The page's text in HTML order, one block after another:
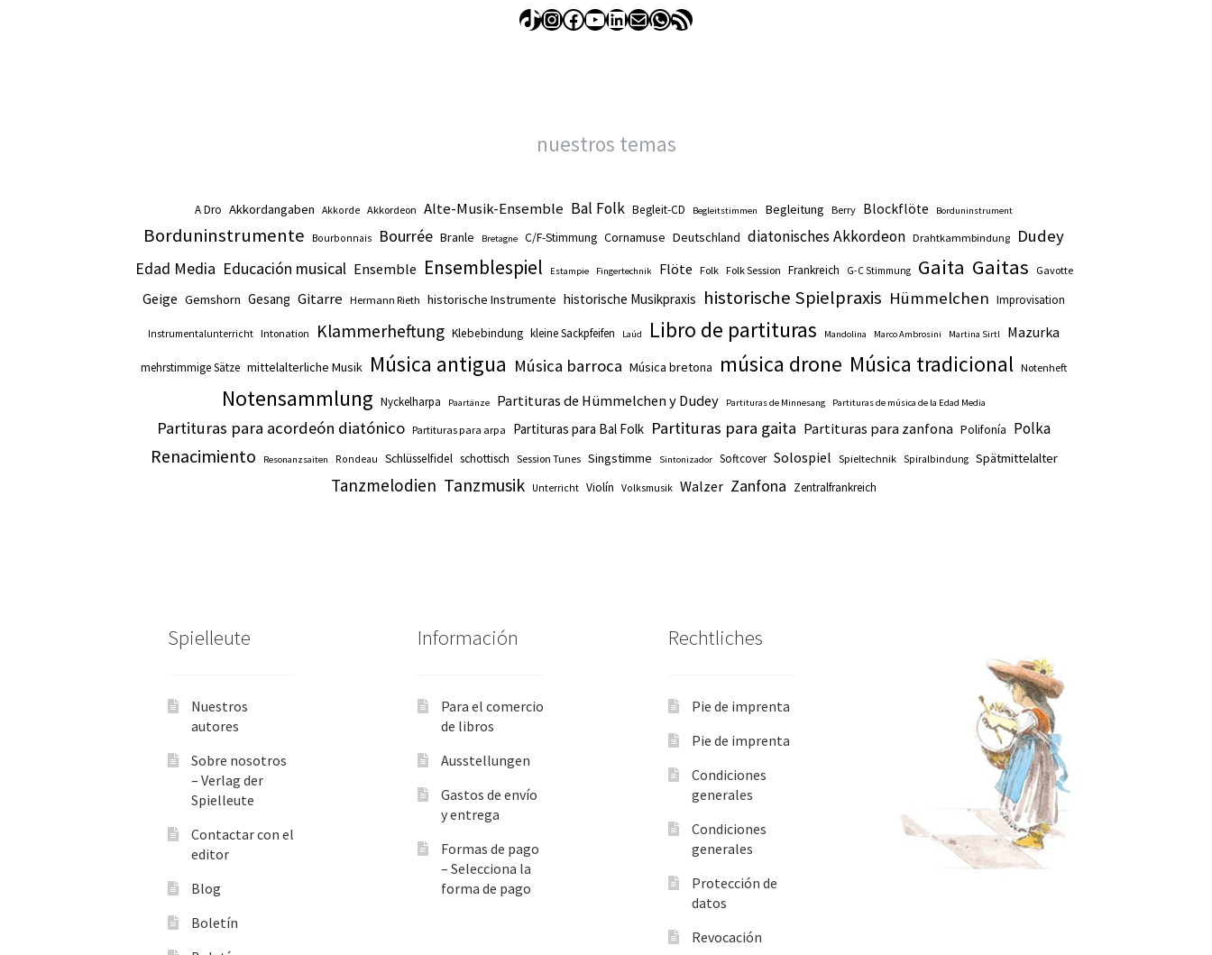
TikTok
Instagram
Facebook
YouTube
LinkedIn
Correo electrónico
WhatsApp
Feed RSS
nuestros temas
A Dro Akkordangaben Akkorde Akkordeon Alte-Musik-Ensemble Bal Folk Begleit-CD Begleitstimmen Begleitung Berry Blockflöte Borduninstrument
Borduninstrumente Bourbonnais Bourrée Branle Bretagne C/F-Stimmung Cornamuse Deutschland diatonisches Akkordeon Drahtkammbindung
Dudey
Edad Media Educación musical Ensemble Ensemblespiel Estampie Fingertechnik Flöte Folk Folk Session Frankreich G-C Stimmung Gaita Gaitas Gavotte
Geige Gemshorn Gesang Gitarre Hermann Rieth historische Instrumente historische Musikpraxis historische Spielpraxis Hümmelchen Improvisation
Instrumentalunterricht Intonation Klammerheftung Klebebindung kleine Sackpfeifen Laúd Libro de partituras Mandolina Marco Ambrosini Martina Sirtl Mazurka
mehrstimmige Sätze mittelalterliche Musik Música antigua Música barroca Música bretona música drone Música tradicional Notenheft
Notensammlung Nyckelharpa Paartänze Partituras de Hümmelchen y Dudey Partituras de Minnesang Partituras de música de la Edad Media
Partituras para acordeón diatónico Partituras para arpa Partituras para Bal Folk Partituras para gaita Partituras para zanfona Polifonía Polka
Renacimiento Resonanzsaiten Rondeau Schlüsselfidel schottisch Session Tunes Singstimme Sintonizador Softcover Solospiel Spieltechnik Spiralbindung Spätmittelalter
Tanzmelodien Tanzmusik Unterricht Violín Volksmusik Walzer Zanfona Zentralfrankreich
Spielleute
Nuestros
autores
Sobre nosotros
– Verlag der
Spielleute
Contactar con el
editor
Blog
Boletín
Información
Para el comercio
de libros
Ausstellungen
Gastos de envío
y entrega
Formas de pago
– Selecciona la
forma de pago
Rechtliches
Pie de imprenta
Pie de imprenta
Condiciones
generales
Condiciones
generales
Protección de
datos
Revocación